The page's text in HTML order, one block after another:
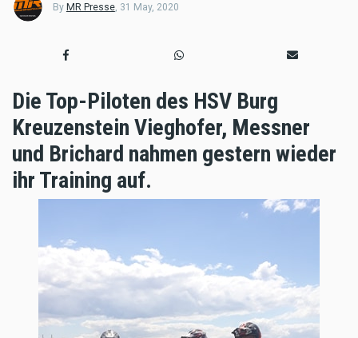
By MR Presse, 31 May, 2020
Die Top-Piloten des HSV Burg
Kreuzenstein Vieghofer, Messner
und Brichard nahmen gestern wieder
ihr Training auf.